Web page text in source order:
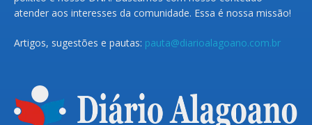
atender aos interesses da comunidade. Essa é nossa missão!
Artigos, sugestões e pautas: pauta@diarioalagoano.com.br